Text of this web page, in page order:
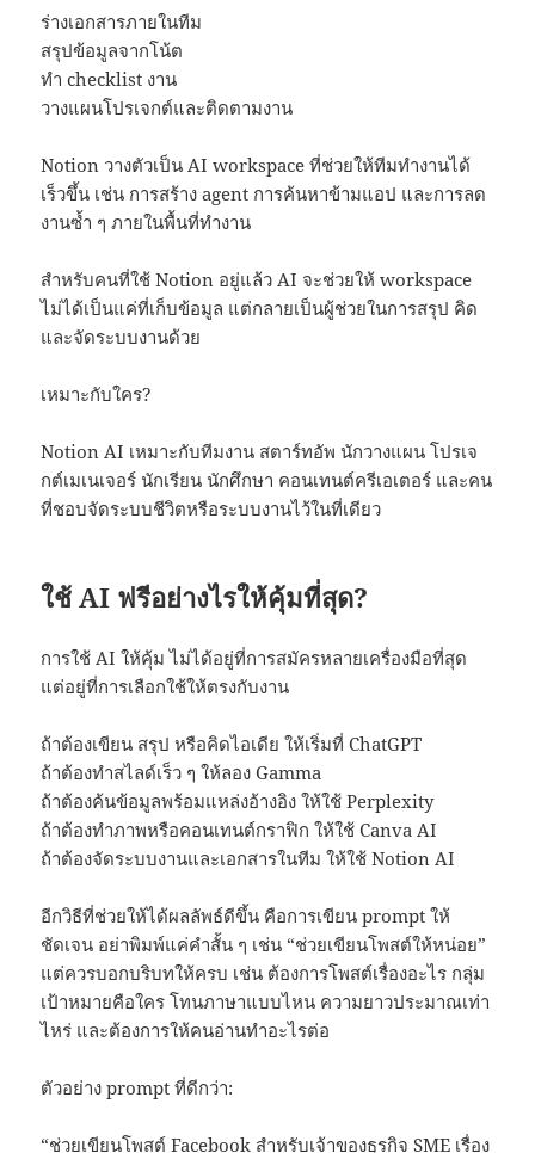
ร่างเอกสารภายในทีม
สรุปข้อมูลจากโน้ต
ทำ checklist งาน
วางแผนโปรเจกต์และติดตามงาน
Notion วางตัวเป็น AI workspace ที่ช่วยให้ทีมทำงานได้
เร็วขึ้น เช่น การสร้าง agent การค้นหาข้ามแอป และการลด
งานซ้ำ ๆ ภายในพื้นที่ทำงาน
สำหรับคนที่ใช้ Notion อยู่แล้ว AI จะช่วยให้ workspace
ไม่ได้เป็นแค่ที่เก็บข้อมูล แต่กลายเป็นผู้ช่วยในการสรุป คิด
และจัดระบบงานด้วย
เหมาะกับใคร?
Notion AI เหมาะกับทีมงาน สตาร์ทอัพ นักวางแผน โปรเจ
กต์เมเนเจอร์ นักเรียน นักศึกษา คอนเทนต์ครีเอเตอร์ และคน
ที่ชอบจัดระบบชีวิตหรือระบบงานไว้ในที่เดียว
ใช้ AI ฟรีอย่างไรให้คุ้มที่สุด?
การใช้ AI ให้คุ้ม ไม่ได้อยู่ที่การสมัครหลายเครื่องมือที่สุด
แต่อยู่ที่การเลือกใช้ให้ตรงกับงาน
ถ้าต้องเขียน สรุป หรือคิดไอเดีย ให้เริ่มที่ ChatGPT
ถ้าต้องทำสไลด์เร็ว ๆ ให้ลอง Gamma
ถ้าต้องค้นข้อมูลพร้อมแหล่งอ้างอิง ให้ใช้ Perplexity
ถ้าต้องทำภาพหรือคอนเทนต์กราฟิก ให้ใช้ Canva AI
ถ้าต้องจัดระบบงานและเอกสารในทีม ให้ใช้ Notion AI
อีกวิธีที่ช่วยให้ได้ผลลัพธ์ดีขึ้น คือการเขียน prompt ให้
ชัดเจน อย่าพิมพ์แค่คำสั้น ๆ เช่น “ช่วยเขียนโพสต์ให้หน่อย”
แต่ควรบอกบริบทให้ครบ เช่น ต้องการโพสต์เรื่องอะไร กลุ่ม
เป้าหมายคือใคร โทนภาษาแบบไหน ความยาวประมาณเท่า
ไหร่ และต้องการให้คนอ่านทำอะไรต่อ
ตัวอย่าง prompt ที่ดีกว่า:
“ช่วยเขียนโพสต์ Facebook สำหรับเจ้าของธุรกิจ SME เรื่อง